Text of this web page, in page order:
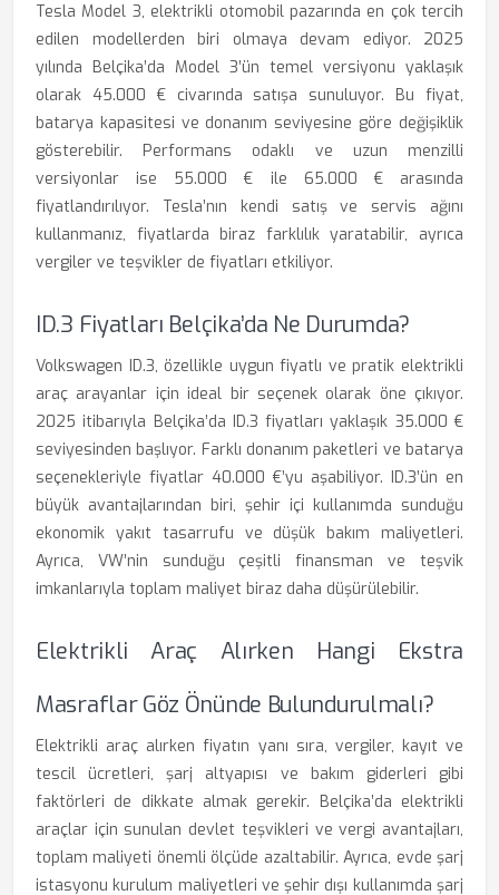
Tesla Model 3, elektrikli otomobil pazarında en çok tercih
edilen modellerden biri olmaya devam ediyor. 2025
yılında Belçika’da Model 3’ün temel versiyonu yaklaşık
olarak 45.000 € civarında satışa sunuluyor. Bu fiyat,
batarya kapasitesi ve donanım seviyesine göre değişiklik
gösterebilir. Performans odaklı ve uzun menzilli
versiyonlar ise 55.000 € ile 65.000 € arasında
fiyatlandırılıyor. Tesla’nın kendi satış ve servis ağını
kullanmanız, fiyatlarda biraz farklılık yaratabilir, ayrıca
vergiler ve teşvikler de fiyatları etkiliyor.
ID.3 Fiyatları Belçika’da Ne Durumda?
Volkswagen ID.3, özellikle uygun fiyatlı ve pratik elektrikli
araç arayanlar için ideal bir seçenek olarak öne çıkıyor.
2025 itibarıyla Belçika’da ID.3 fiyatları yaklaşık 35.000 €
seviyesinden başlıyor. Farklı donanım paketleri ve batarya
seçenekleriyle fiyatlar 40.000 €’yu aşabiliyor. ID.3’ün en
büyük avantajlarından biri, şehir içi kullanımda sunduğu
ekonomik yakıt tasarrufu ve düşük bakım maliyetleri.
Ayrıca, VW’nin sunduğu çeşitli finansman ve teşvik
imkanlarıyla toplam maliyet biraz daha düşürülebilir.
Elektrikli Araç Alırken Hangi Ekstra
Masraflar Göz Önünde Bulundurulmalı?
Elektrikli araç alırken fiyatın yanı sıra, vergiler, kayıt ve
tescil ücretleri, şarj altyapısı ve bakım giderleri gibi
faktörleri de dikkate almak gerekir. Belçika’da elektrikli
araçlar için sunulan devlet teşvikleri ve vergi avantajları,
toplam maliyeti önemli ölçüde azaltabilir. Ayrıca, evde şarj
istasyonu kurulum maliyetleri ve şehir dışı kullanımda şarj